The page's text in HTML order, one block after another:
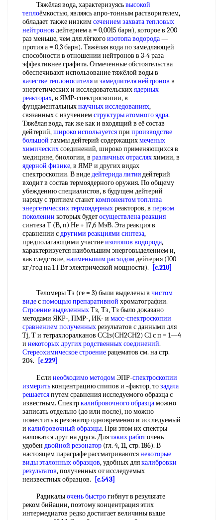
Тяжёлая вода, характеризуясьвысокой
теплоёмкостью, являясь апро-тонным растворителем,
обладает также низкимсечением захвата тепловых
нейтронов дейтерием а = 0,0015 барн), которое в 200
раз меньше, чем для лёгкогоизотопа водорода—
протия а = 0,3 барн). Тяжёлая вода по замедляющей
способности в отношении нейтронов в 3-4 раза
эффективнее графита. Отмеченные обстоятельства
обеспечивают использование тяжёлой воды в
качестве теплоносителяи замедлителя нейтронов в
энергетических и исследовательскихядерных
реакторах, в ЯМР-спектроскопии, в
фундаментальныхнаучных исследованиях,
связанных с изучениемструктуры атомного ядра.
Тяжёлая вода, так же как и входящий в её состав
дейтерий,широко используетсяпри производстве
большой гаммы дейтерий содержащихмеченых
химическихсоединений, широко применяющихся в
медицине, биологии, в различных отрасляххимии, в
ядерной физике, в ЯМР и других видах
спектроскопии. В видедейтерида литиядейтерий
входит в состав термоядерного оружия. По общему
убеждению специалистов, в будущем дейтерий
наряду с тритием станеткомпонентом топлива
энергетических термоядерныхреакторов, в первом
поколении которых будетосуществлена реакция
синтеза Т (В, п) Не + 17,6 МэВ. Эта реакция в
сравнении сдругими реакциями синтеза,
предполагающими участиеизотопов водорода,
характеризуется наибольшим энерговыделением и,
как следствие,наименьшим расходомдейтерия (100
кг/год на 1 ГВт электрической мощности).
[c.210]
Теломеры Тз (ге = 3) были выделены в чистом
видеспомощью препаративной хроматографии.
Строение выделенныхТз, Тз, Тз было доказано
методами ЯКР-, ПМР-, ИК- и масс-спектроскопии
сравнением полученныхрезультатов с данными для
Tj, Т и тетрахлоралканов СС1з(СН2СН2) С1 с п = 1—4
и некоторых другихродственных соединений.
Стереохимическое строениерацематов см. на стр.
204.
[c.229]
Если необходимо методомЭПР-спектроскопии
измеритьконцентрацию спипов и -фактор, тозадача
решаетсяпутем сравнения исследуемого образца с
известным. Спектркалибровочного образцаможно
записать отдельно (до или после), но можно
поместить в резонатор одновременно и исследуемый
и калибровочный образцы. При этом их спектры
наложатся друг на друга. Длятаких работочень
удобен двойной резонатор (гл. 4, 11, стр. 186). В
настоящем параграфе рассматриваютсянекоторые
видыэталонных образцов, удобных длякалибровки
результатов, полученных от исследуемых
неизвестных образцов.
[c.543]
Радикалыочень быстрогибнут в результате
реком бийации, поэтому концентрация этих
интермедиатов редко достигает величины выше